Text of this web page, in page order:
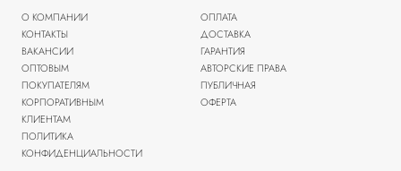
О КОМПАНИИ
КОНТАКТЫ
ВАКАНСИИ
ОПТОВЫМ
ПОКУПАТЕЛЯМ
КОРПОРАТИВНЫМ
КЛИЕНТАМ
ПОЛИТИКА
КОНФИДЕНЦИАЛЬНОСТИ
ОПЛАТА
ДОСТАВКА
ГАРАНТИЯ
АВТОРСКИЕ ПРАВА
ПУБЛИЧНАЯ
ОФЕРТА